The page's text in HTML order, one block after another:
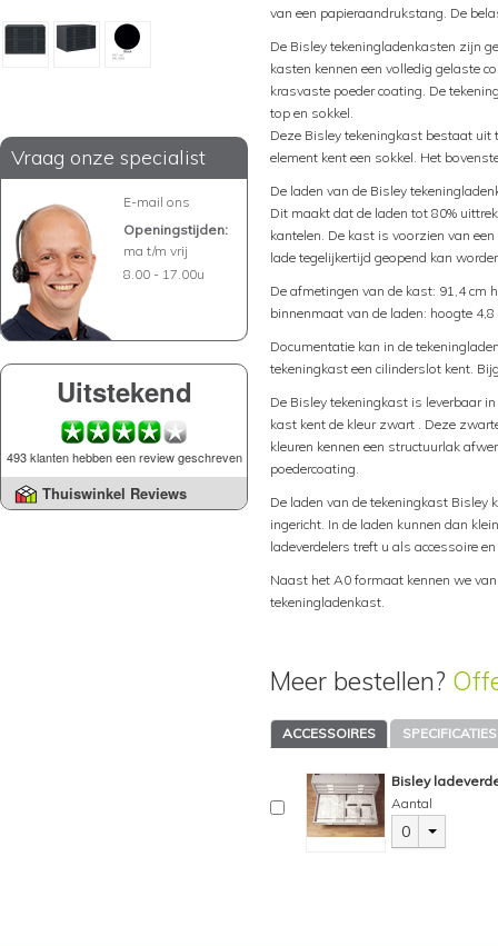
Vraag onze specialist
E-mail ons
Openingstijden:
ma t/m vrij
8.00 - 17.00u
Uitstekend
493 klanten hebben een review geschreven
Thuiswinkel Reviews
van een papieraandrukstang. De
De Bisley tekeningladenkasten zijn
kasten kennen een volledig gelaste
krasvaste poeder coating. De
top en sokkel.
Deze Bisley tekeningkast bestaat uit
element kent een sokkel. Het
De laden van de Bisley
Dit maakt dat de laden tot 80%
kantelen. De kast is voorzien van
lade tegelijkertijd geopend kan
De afmetingen van de kast: 91,4 cm
binnenmaat van de laden: hoogte
Documentatie kan in de
tekeningkast een cilinderslot kent.
De Bisley tekeningkast is leverbaar
kast kent de kleur zwart . Deze
kleuren kennen een structuurlak
poedercoating.
De laden van de tekeningkast Bisley
ingericht. In de laden kunnen dan
ladeverdelers treft u als accessoire
Naast het A0 formaat kennen we
tekeningladenkast.
Meer bestellen?
ACCESSOIRES SPECIFICATIES
Bisley
Aantal
0